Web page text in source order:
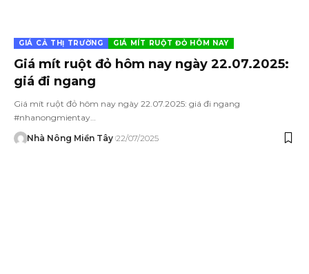
GIÁ CẢ THỊ TRƯỜNG GIÁ MÍT RUỘT ĐỎ HÔM NAY
Giá mít ruột đỏ hôm nay ngày 22.07.2025:
giá đi ngang
Giá mít ruột đỏ hôm nay ngày 22.07.2025: giá đi ngang
#nhanongmientay…
Nhà Nông Miền Tây 22/07/2025